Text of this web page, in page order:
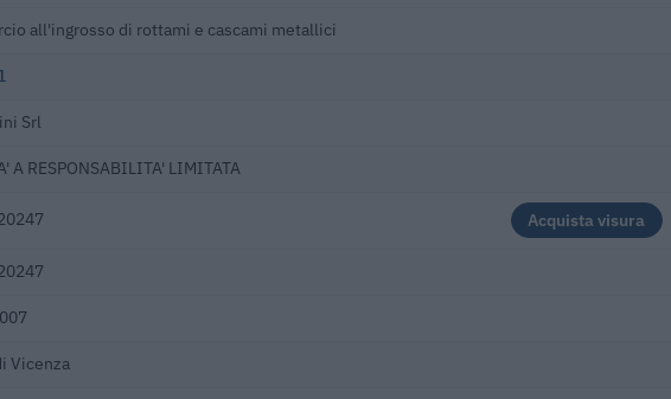
all'ingrosso di rottami e cascami metallici
Srl
A RESPONSABILITA' LIMITATA
Acquista visura
Vicenza